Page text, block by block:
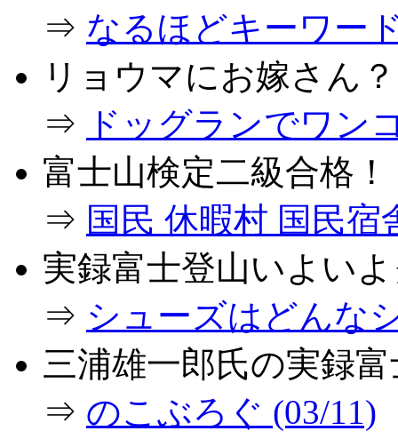
⇒ なるほどキーワー
リョウマにお嫁さん？
⇒
ドッグランでワン
富士山検定二級合格！
⇒ 国民 休暇村 国民宿
実録富士登山いよい
⇒ シューズはどんな
三浦雄一郎氏の実録
⇒ のこぶろぐ (03/11)